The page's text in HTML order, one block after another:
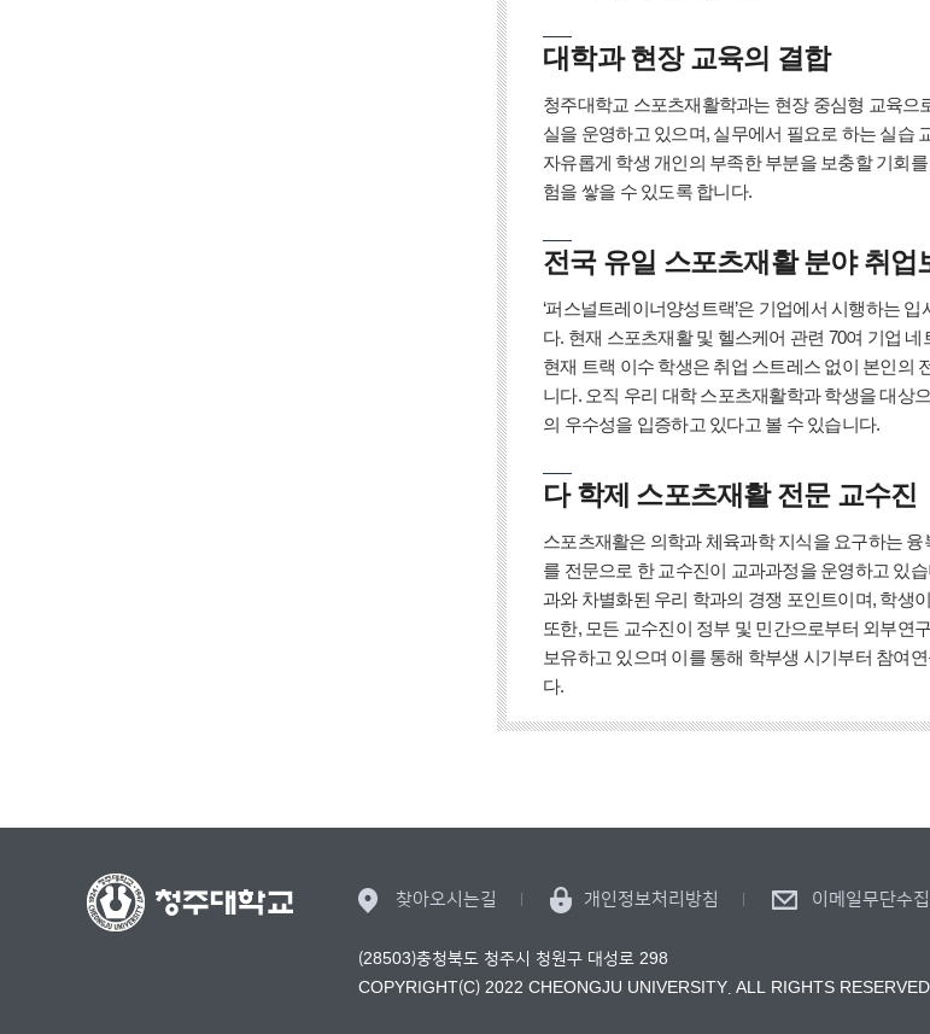
대학과 현장 교육의 결합
청주대학교 스포츠재활학과는 현장 중심형 교육
실을 운영하고 있으며, 실무에서 필요로 하는 실습
자유롭게 학생 개인의 부족한 부분을 보충할 기회
험을 쌓을 수 있도록 합니다.
전국 유일 스포츠재활 분야 취업
‘퍼스널트레이너양성트랙’은 기업에서 시행하는
다. 현재 스포츠재활 및 헬스케어 관련 70여 기업
현재 트랙 이수 학생은 취업 스트레스 없이 본인의
니다. 오직 우리 대학 스포츠재활학과 학생을 대상
의 우수성을 입증하고 있다고 볼 수 있습니다.
다 학제 스포츠재활 전문 교수진
스포츠재활은 의학과 체육과학 지식을 요구하는
를 전문으로 한 교수진이 교과과정을 운영하고 있
과와 차별화된 우리 학과의 경쟁 포인트이며, 학생
또한, 모든 교수진이 정부 및 민간으로부터 외부연
보유하고 있으며 이를 통해 학부생 시기부터 참여
다.
찾아오시는길 개인정보처리방침 이메일무단수
(28503)충청북도 청주시 청원구 대성로 298
COPYRIGHT(C) 2022 CHEONGJU UNIVERSITY. ALL RIGHTS RESERVED.